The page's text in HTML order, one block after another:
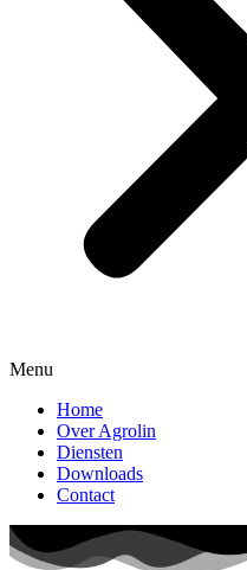
Menu
Home
Over Agrolin
Diensten
Downloads
Contact